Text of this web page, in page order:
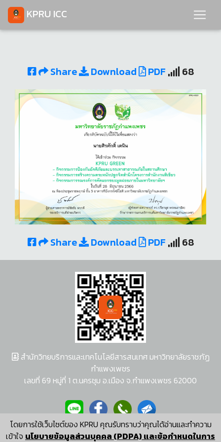
KPRU ICC
Share Download PDF 68
Share Download PDF 68
โดยการใช้เว็บไซต์ของ KPRU คุณรับทราบว่าคุณได้อ่านและทำความ
เข้าใจ นโยบายข้อมูลส่วนบุคคล (PDPA) และข้อกำหนดในการ
สำนักวิทยบริการและเทคโนโลยีสารสนเทศ มหาวิทยาลัยราชภัฏ
กำแพงเพชร
เลขที่ 69 หมู่ที่ 1 ต.นครชุม อ.เมือง จ.กำแพงเพชร 62000
ผู้พัฒนาระบบ อนุชา พวงผกา